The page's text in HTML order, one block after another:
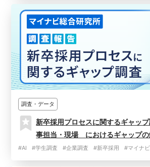
調査・データ
新卒採用プロセスに関するギャッ
事担当・現場 におけるギャップの
#AI #学生調査 #企業調査 #新卒採用 #マイナ